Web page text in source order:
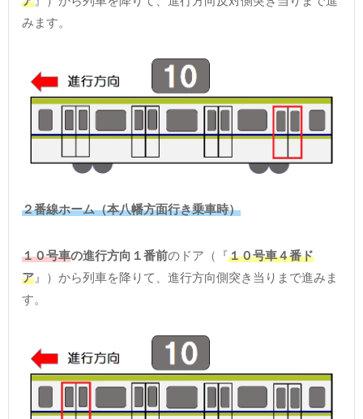
みます。
２番線ホーム（本八幡方面行き乗車時）
１０号車の進行方向１番前のドア（『１０号車４番ド
ア 』）から列車を降りて、進行方向側突き当りまで進みま
す。